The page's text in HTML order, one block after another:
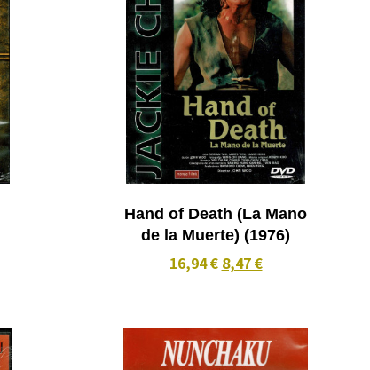
Hand of Death (La Mano
de la Muerte) (1976)
16,94 € 8,47 €